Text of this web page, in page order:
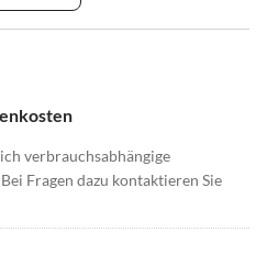
verbrauchsabhängige
Fragen dazu kontaktieren Sie